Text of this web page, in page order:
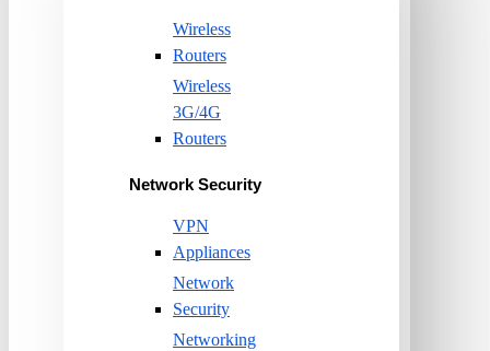
Wireless
Routers
Wireless
3G/4G
Routers
Network Security
VPN
Appliances
Network
Security
Networking